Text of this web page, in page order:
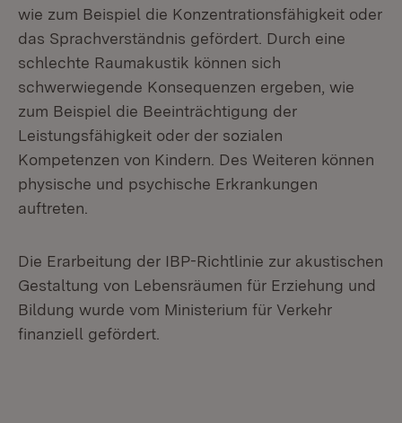
wie zum Beispiel die Konzentrationsfähigkeit oder
das Sprachverständnis gefördert. Durch eine
schlechte Raumakustik können sich
schwerwiegende Konsequenzen ergeben, wie
zum Beispiel die Beeinträchtigung der
Leistungsfähigkeit oder der sozialen
Kompetenzen von Kindern. Des Weiteren können
physische und psychische Erkrankungen
auftreten.
Die Erarbeitung der IBP-Richtlinie zur akustischen
Gestaltung von Lebensräumen für Erziehung und
Bildung wurde vom Ministerium für Verkehr
finanziell gefördert.